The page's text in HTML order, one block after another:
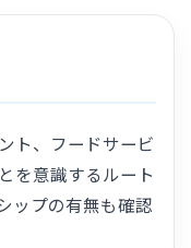
ト、フードサービ
を意識するルート
ップの有無も確認